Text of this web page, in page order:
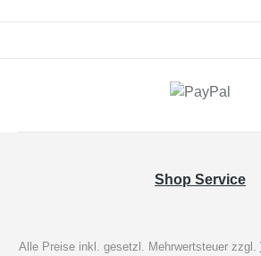
Shop Service
Alle Preise inkl. gesetzl. Mehrwertsteuer zzgl.